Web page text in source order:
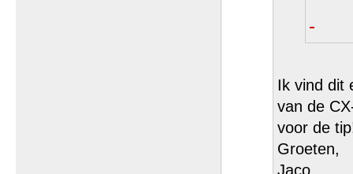
Ik vind dit
van de
voor de
Groeten,
Jaco